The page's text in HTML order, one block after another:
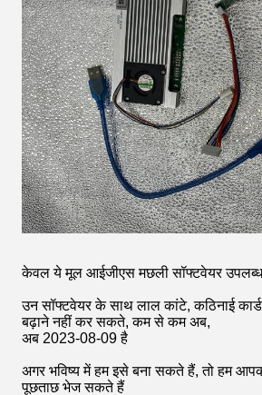
केवल ये मूल आईजीएस मछली सॉफ्टवेयर
उन सॉफ्टवेयर के साथ लाल कांटे, कठिनाई
बढ़ाने नहीं कर सकते, कम से कम अब,
अब 2023-08-09 है
अगर भविष्य में हम इसे बना सकते हैं, तो हम
पूछताछ भेज सकते हैं